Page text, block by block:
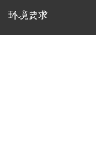
环境要求